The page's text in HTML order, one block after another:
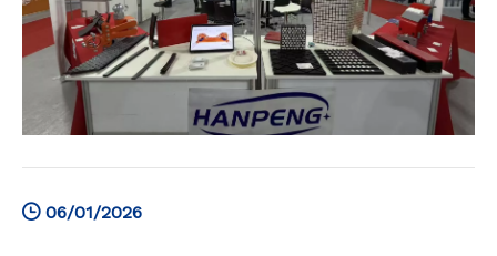
06/01/2026